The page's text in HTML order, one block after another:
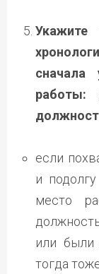
сначала
работы:
если
и
место
или были
тогда